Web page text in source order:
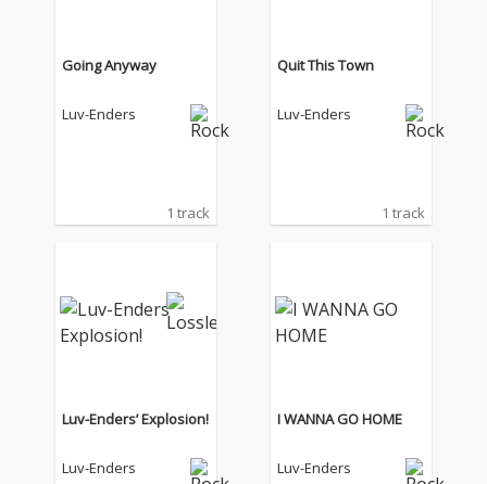
Going Anyway
Luv-Enders
1 track
Quit This Town
Luv-Enders
1 track
Luv-Enders’ Explosion!
Luv-Enders
I WANNA GO HOME
Luv-Enders